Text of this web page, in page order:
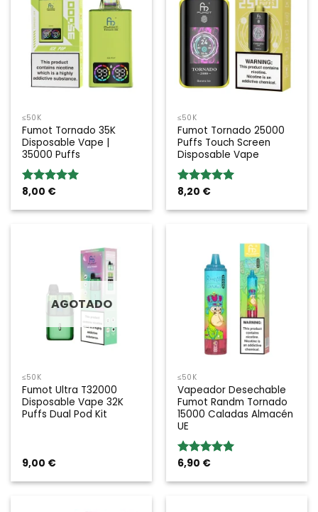
≤50K
Fumot Tornado 35K
Disposable Vape |
35000 Puffs
Valoración:
5
8,00 €
≤50K
Fumot Tornado 25000
Puffs Touch Screen
Disposable Vape
Valoración:
5
8,20 €
AGOTADO
≤50K
Fumot Ultra T32000
Disposable Vape 32K
Puffs Dual Pod Kit
9,00 €
≤50K
Vapeador Desechable
Fumot Randm Tornado
15000 Caladas Almacén
UE
Valoración:
5
6,90 €